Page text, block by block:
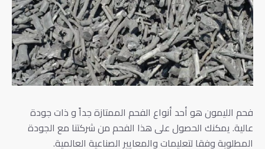
فحم الليمون هو أحد أنواع الفحم الممتازة جداً و ذات جودة
عالية. يمكنك الحصول على هذا الفحم من شركتنا مع الجودة
المطلوبة وفقا لتعليمات والمعايير الصناعية العالمية.